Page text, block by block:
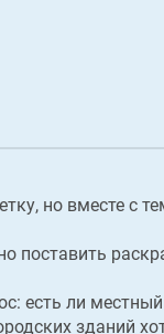
но вместе с
поставить
есть ли
зданий